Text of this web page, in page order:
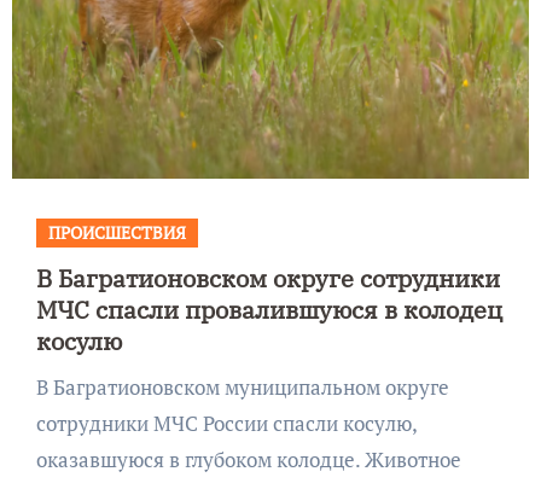
ПРОИСШЕСТВИЯ
В Багратионовском округе сотрудники
МЧС спасли провалившуюся в колодец
косулю
В Багратионовском муниципальном округе
сотрудники МЧС России спасли косулю,
оказавшуюся в глубоком колодце. Животное